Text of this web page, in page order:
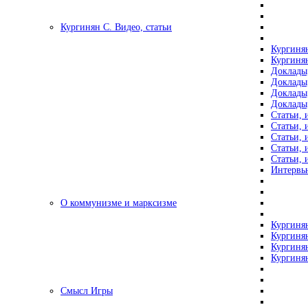
Кургинян С. Видео, статьи
Статьи,
Статьи,
Статьи,
Статьи,
Статьи,
О коммунизме и марксизме
Смысл Игры